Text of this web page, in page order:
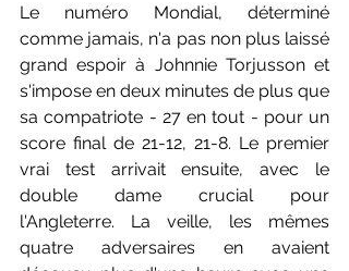
Le numéro Mondial, déterminé
comme jamais, n'a pas non plus laissé
grand espoir à Johnnie Torjusson et
s'impose en deux minutes de plus que
sa compatriote - 27 en tout - pour un
score final de 21-12, 21-8. Le premier
vrai test arrivait ensuite, avec le
double dame crucial pour
l'Angleterre. La veille, les mêmes
quatre adversaires en avaient